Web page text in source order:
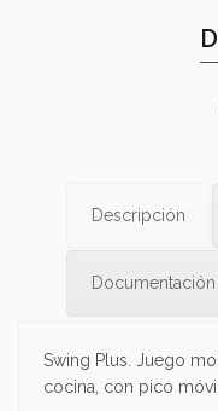
Descripción
Documentación
Swing Plus. Juego
cocina, con pico